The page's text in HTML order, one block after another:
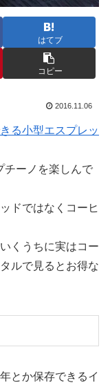
はてブ
コピー
2016.11.06
る小型エスプレッ
チーノを楽しんで
ドではなくコーヒ
くうちに実はコー
ルで見るとお得な
とか保存できるイ